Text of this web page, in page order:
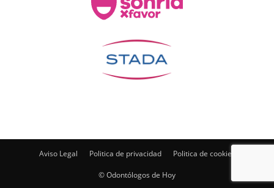
Aviso Legal Politica de privacidad Politica de cookies
© Odontólogos de Hoy